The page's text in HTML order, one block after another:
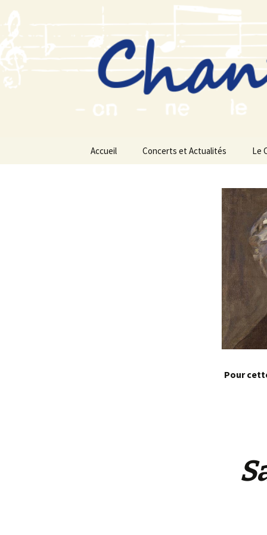
au
contenu
Accueil Concerts et Actualités Le
Pour